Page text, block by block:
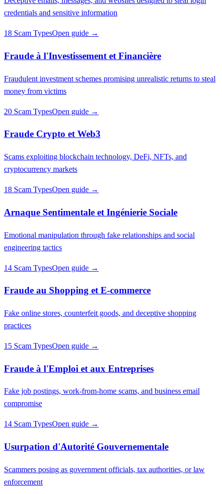
credentials and sensitive information
18 Scam TypesOpen guide →
Fraude à l'Investissement et Financière
Fraudulent investment schemes promising unrealistic returns to steal
money from victims
20 Scam TypesOpen guide →
Fraude Crypto et Web3
Scams exploiting blockchain technology, DeFi, NFTs, and
cryptocurrency markets
18 Scam TypesOpen guide →
Arnaque Sentimentale et Ingénierie Sociale
Emotional manipulation through fake relationships and social
engineering tactics
14 Scam TypesOpen guide →
Fraude au Shopping et E-commerce
Fake online stores, counterfeit goods, and deceptive shopping
practices
15 Scam TypesOpen guide →
Fraude à l'Emploi et aux Entreprises
Fake job postings, work-from-home scams, and business email
compromise
14 Scam TypesOpen guide →
Usurpation d'Autorité Gouvernementale
Scammers posing as government officials, tax authorities, or law
enforcement